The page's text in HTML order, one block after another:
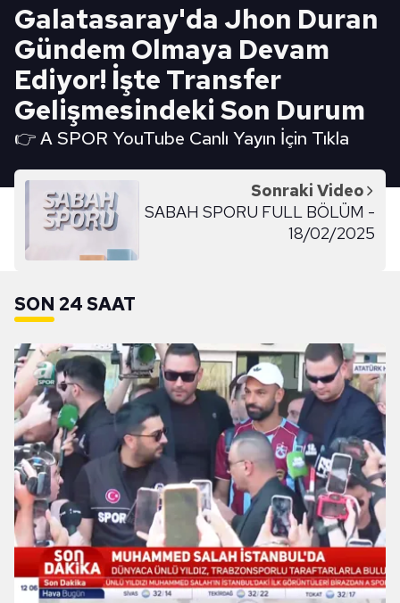
Galatasaray'da Jhon Duran
Gündem Olmaya Devam
Ediyor! İşte Transfer
Gelişmesindeki Son Durum
👉 A SPOR YouTube Canlı Yayın İçin Tıkla
Sonraki Video
SABAH SPORU FULL BÖLÜM -
18/02/2025
SON 24 SAAT